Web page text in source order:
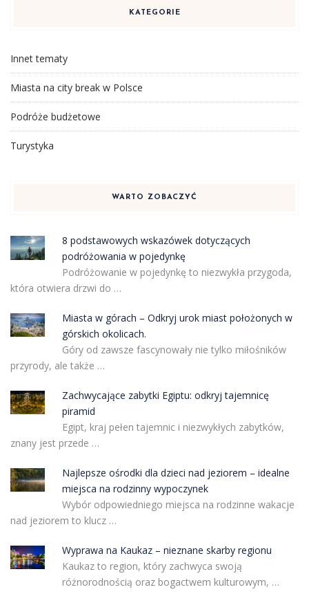
KATEGORIE
Innet tematy
Miasta na city break w Polsce
Podróże budżetowe
Turystyka
WARTO ZOBACZYĆ
8 podstawowych wskazówek dotyczących
podróżowania w pojedynkę
Podróżowanie w pojedynkę to niezwykła przygoda,
która otwiera drzwi do …
Miasta w górach – Odkryj urok miast położonych w
górskich okolicach.
Góry od zawsze fascynowały nie tylko miłośników
przyrody, ale także …
Zachwycające zabytki Egiptu: odkryj tajemnicę
piramid
Egipt, kraj pełen tajemnic i niezwykłych zabytków,
znany jest przede …
Najlepsze ośrodki dla dzieci nad jeziorem – idealne
miejsca na rodzinny wypoczynek
Wybór odpowiedniego miejsca na rodzinne wakacje
nad jeziorem to klucz …
Wyprawa na Kaukaz – nieznane skarby regionu
Kaukaz to region, który zachwyca swoją
różnorodnością oraz bogactwem kulturowym, …